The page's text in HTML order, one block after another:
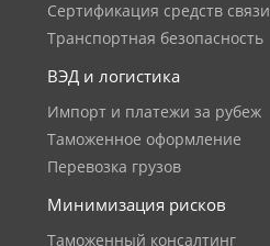
Сертификация средств связи
Транспортная безопасность
ВЭД и логистика
Импорт и платежи за рубеж
Таможенное оформление
Перевозка грузов
Минимизация рисков
Таможенный консалтинг